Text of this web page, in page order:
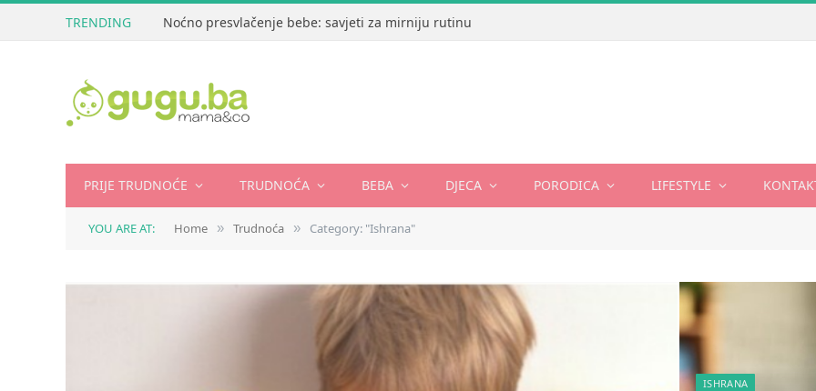
TRENDING Noćno presvlačenje bebe: savjeti za mirniju rutinu
PRIJE TRUDNOĆE TRUDNOĆA BEBA DJECA PORODICA LIFESTYLE
YOU ARE AT: Home » Trudnoća » Category: "Ishrana"
ISHRANA